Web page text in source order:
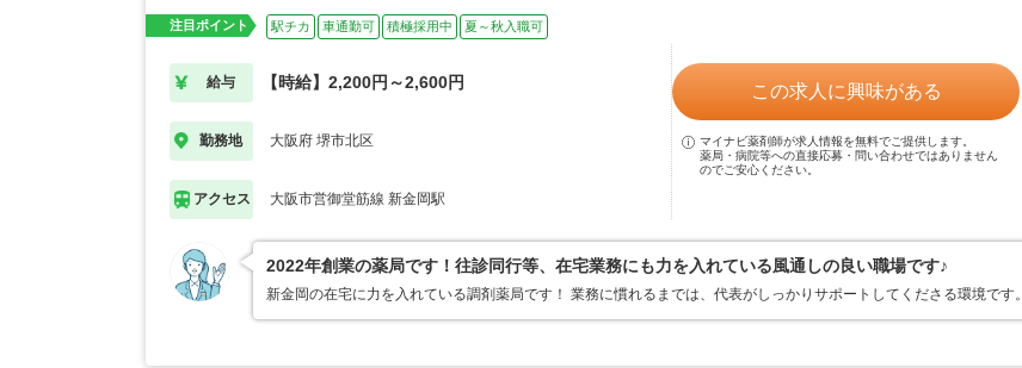
注目ポイント 駅チカ 車通勤可 積極採用中 夏～秋入職可
給与 【時給】2,200円～2,600円
勤務地 大阪府 堺市北区
アクセス 大阪市営御堂筋線 新金岡駅
この求人に興味がある
マイナビ薬剤師が求人情報を無料でご提供します。
薬局・病院等への直接応募・問い合わせではありません
のでご安心ください。
2022年創業の薬局です！往診同行等、在宅業務にも力を入れている風通しの良い職場です♪
新金岡の在宅に力を入れている調剤薬局です！ 業務に慣れるまでは、代表がしっかりサポートしてくださる環境です。